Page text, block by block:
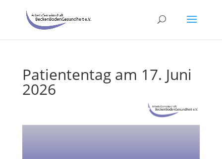
Patiententag am 17. Juni
2026
am 17. Juni